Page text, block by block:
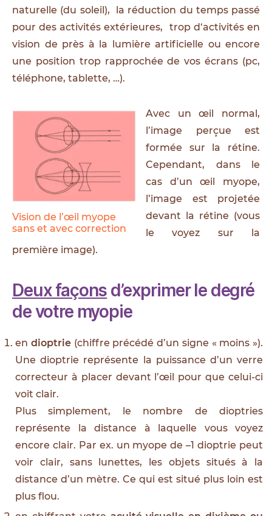
naturelle (du soleil), la réduction du temps passé
pour des activités extérieures, trop d‘activités en
vision de près à la lumière artificielle ou encore
une position trop rapprochée de vos écrans (pc,
téléphone, tablette, …).
Vision de l’œil myope
sans et avec correction
Avec un œil normal,
l’image perçue est
formée sur la rétine.
Cependant, dans le
cas d’un œil myope,
l’image est projetée
devant la rétine (vous
le voyez sur la
première image).
Deux façons d’exprimer le degré
de votre myopie
en dioptrie(chiffre précédé d’un signe « moins »).
Une dioptrie représente la puissance d’un verre
correcteur à placer devant l’œil pour que celui-ci
voit clair.
Plus simplement, le nombre de dioptries
représente la distance à laquelle vous voyez
encore clair. Par ex. un myope de –1 dioptrie peut
voir clair, sans lunettes, les objets situés à la
distance d’un mètre. Ce qui est situé plus loin est
plus flou.